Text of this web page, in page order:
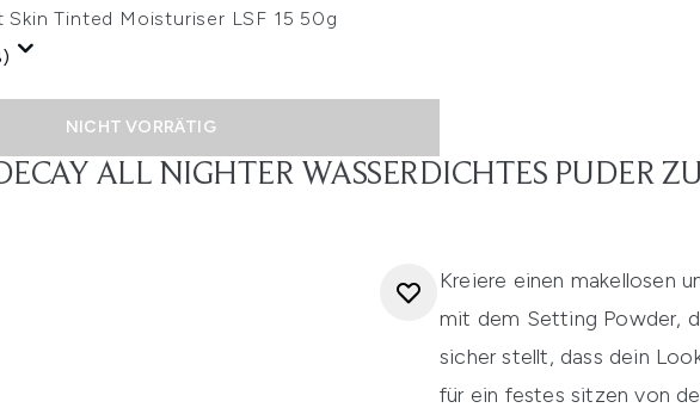
Skin Tinted Moisturiser LSF 15 50g
NICHT VORRÄTIG
ALL NIGHTER WASSERDICHTES PUDER
Kreiere einen makellosen
mit dem Setting Powder,
sicher stellt, dass dein
für ein festes sitzen von